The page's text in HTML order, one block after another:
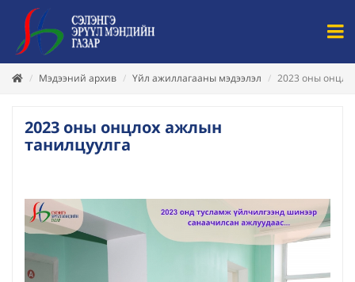
Мэдээний архив Үйл ажиллагааны мэдээлэл 2023 оны
2023 оны онцлох ажлын
танилцуулга